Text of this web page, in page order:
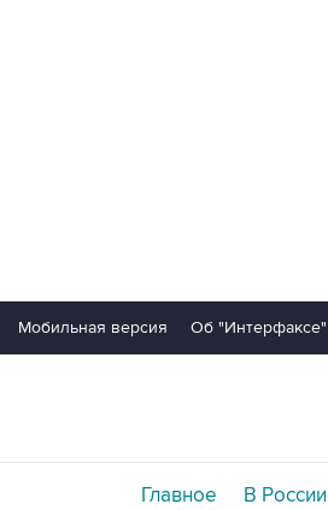
Мобильная версия Об "Интерфаксе"
Главное В России